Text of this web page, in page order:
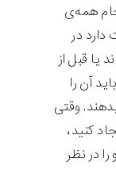
همه‌ی
دارد در
یا قبل از
آن را
وقتی
کنید،
در نظر